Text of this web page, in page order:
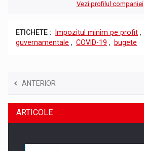
Vezi profilul companiei
ETICHETE : Impozitul minim pe profit ,
guvernamentale , COVID-19 , bugete
ANTERIOR
ARTICOLE